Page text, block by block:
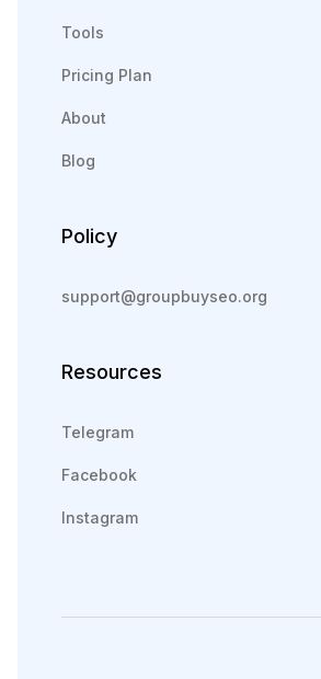
Tools
Pricing Plan
About
Blog
Policy
support@groupbuyseo.org
Resources
Telegram
Facebook
Instagram